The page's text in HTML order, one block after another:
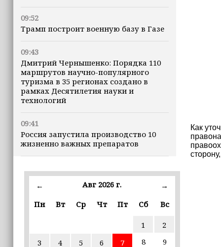
09:52
Трамп построит военную базу в Газе
09:43
Дмитрий Чернышенко: Порядка 110
маршрутов научно-популярного
туризма в 35 регионах создано в
рамках Десятилетия науки и
технологий
09:41
Россия запустила производство 10
жизненно важных препаратов
В ЧГПУ стартовала стажировка для
студентов из Ирака и Иордании
09:28
ПВО за ночь сбила 203 украинских
← Авг 2026 г.
→
Пн
Вт Ср Чт Пт Сб Вс
1
2
3
4 5 6 7 8
9
Как